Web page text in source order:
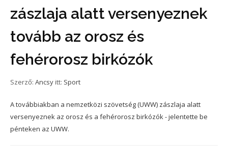
zászlaja alatt versenyeznek
tovább az orosz és
fehérorosz birkózók
Szerző: Ancsy itt: Sport
A továbbiakban a nemzetközi szövetség (UWW) zászlaja alatt
versenyeznek az orosz és a fehérorosz birkózók - jelentette be
pénteken az UWW.